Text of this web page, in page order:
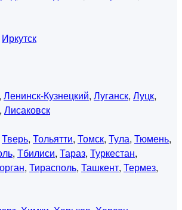
Иркутск
, Ленинск-Кузнецкий, Луганск, Луцк,
, Лисаковск
Тверь, Тольятти, Томск, Тула, Тюмень,
, Тбилиси, Тараз, Туркестан,
, Тирасполь, Ташкент, Термез,